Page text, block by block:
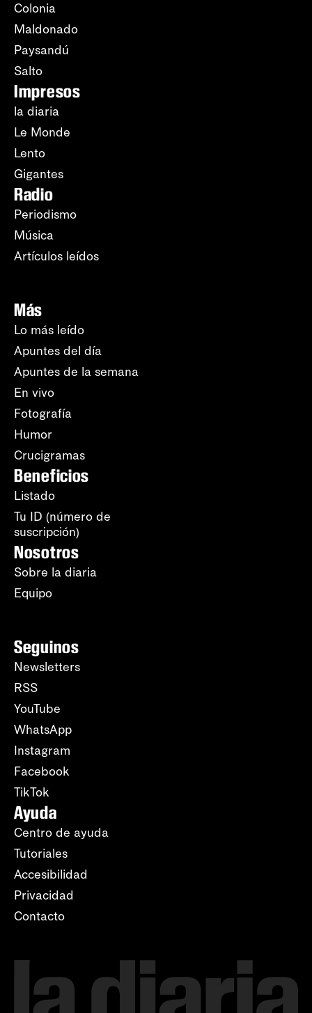
Colonia
Maldonado
Paysandú
Salto
Impresos
la diaria
Le Monde
Lento
Gigantes
Radio
Periodismo
Música
Artículos leídos
Más
Lo más leído
Apuntes del día
Apuntes de la semana
En vivo
Fotografía
Humor
Crucigramas
Beneficios
Listado
Tu ID (número de
suscripción)
Nosotros
Sobre la diaria
Equipo
Seguinos
Newsletters
RSS
YouTube
WhatsApp
Instagram
Facebook
TikTok
Ayuda
Centro de ayuda
Tutoriales
Accesibilidad
Privacidad
Contacto